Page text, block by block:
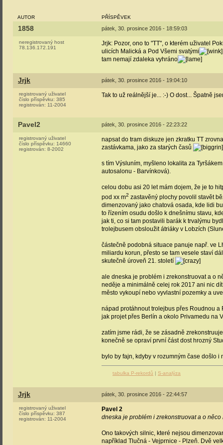
AUTOR PŘÍSPĚVEK
1858 pátek, 30. prosince 2016 - 18:59:03
neregistrovaný host
78.136.172.191
Jrjk: Pozor, ono to "TT", o kterém uživatel
ulicích Malická a Pod Všemi svatými
tam nemají zdaleka vyhráno
Jrjk pátek, 30. prosince 2016 - 19:04:10
registrovaný uživatel
číslo příspěvku: 385
registrován: 11-2004
Tak to už reálnější je... :-) O dost... Špatně
Pavel2 pátek, 30. prosince 2016 - 22:23:22
registrovaný uživatel
číslo příspěvku: 14660
registrován: 8-2002
napsat do tram diskuze jen zkratku TT
zastávkama, jako za starých časů
s tím Výsluním, myšleno lokalita za
autosalonu - Barvínková).
celou dobu asi 20 let mám dojem, že je to
pod xx m2 zastavěný plochy povolil stavět
dimenzovaný jako chatová osada, kde lidi
to řízením osudu došlo k dnešnímu stavu,
jak ti, co si tam postavili barák k trvalýmu
trolejbusem obsloužit átriáky v Lobzích
částečně podobná situace panuje např. ve
miliardu korun, přesto se tam vesele staví
skutečně úroveň 21. století
ale dneska je problém i zrekonstruovat a o
neděje a minimálně celej rok 2017 ani nic
město vykoupí nebo vyvlastní pozemky a
nápad protáhnout trolejbus přes Roudnou a
jak projet přes Berlín a okolo Privamedu na
zatím jsme rádi, že se zásadně
konečně se opraví první část dost hrozný
bylo by fajn, kdyby v rozumným čase došlo i
tabulka P-rekordů | S-analýza
Jrjk pátek, 30. prosince 2016 - 22:44:57
registrovaný uživatel
číslo příspěvku: 387
registrován: 11-2004
Pavel 2
dneska je problém i zrekonstruovat a o
Ono takových silnic, které nejsou
například Tlučná - Vejprnice - Plzeň. Dvě